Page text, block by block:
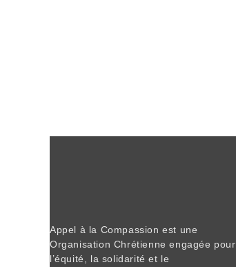
Appel à la Compassion est une
Organisation Chrétienne engagée pour
l’équité, la solidarité et le